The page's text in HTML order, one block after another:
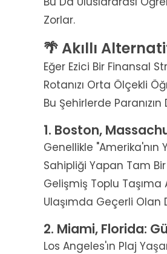
Zorlar.
🌴 Akıllı
Eğer Ezici Bir Finansal
Rotanızı Orta Ölçekli
Bu Şehirlerde
1. Boston,
Genellikle "Amerika'nın
Sahipliği Yapan Tam
Gelişmiş Toplu Taşıma
Ulaşımda Geçerli Olan
2. Miami, Florida:
Los Angeles'ın Plaj